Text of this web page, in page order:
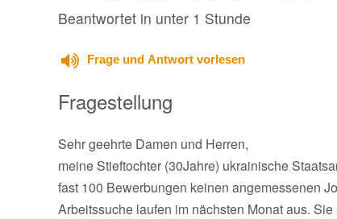
Beantwortet in unter 1 Stunde
Frage und Antwort vorlesen
Fragestellung
Sehr geehrte Damen und Herren,
meine Stieftochter (30Jahre) ukrainische
fast 100 Bewerbungen keinen angemessenen
Arbeitssuche laufen im nächsten Monat aus.